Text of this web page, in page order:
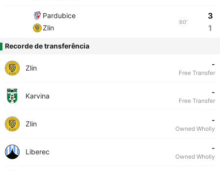
Pardubice
Zlin
60'
3
1
Recorde de transferência
Zlin -
Free Transfer
Karvina -
Free Transfer
Zlin -
Owned Wholly
Liberec -
Owned Wholly